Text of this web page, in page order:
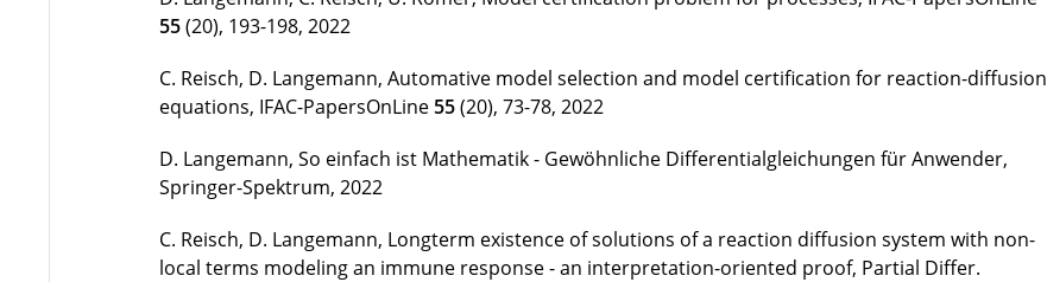
55(20), 193-198, 2022
C. Reisch, D. Langemann, Automative model selection and model certification for reaction-diffusion
equations, IFAC-PapersOnLine 55(20), 73-78, 2022
D. Langemann, So einfach ist Mathematik - Gewöhnliche Differentialgleichungen für Anwender,
Springer-Spektrum, 2022
C. Reisch, D. Langemann, Longterm existence of solutions of a reaction diffusion system with non-
local terms modeling an immune response - an interpretation-oriented proof, Partial Differ.